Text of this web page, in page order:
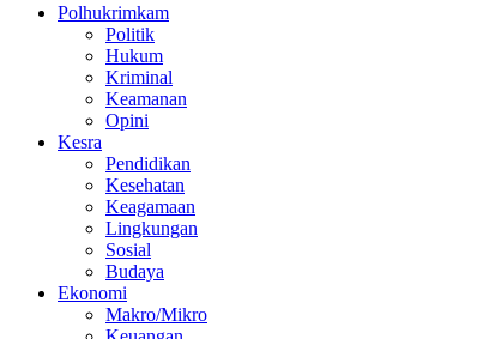
Polhukrimkam
Politik
Hukum
Kriminal
Keamanan
Opini
Kesra
Pendidikan
Kesehatan
Keagamaan
Lingkungan
Sosial
Budaya
Ekonomi
Makro/Mikro